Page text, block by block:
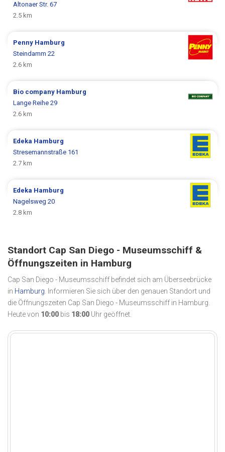
Altonaer Str. 67
2.5 km
Penny Hamburg
Steindamm 22
2.6 km
Bio company Hamburg
Lange Reihe 29
2.6 km
Edeka Hamburg
Stresemannstraße 161
2.7 km
Edeka Hamburg
Nagelsweg 20
2.8 km
Standort Cap San Diego - Museumsschiff &
Öffnungszeiten in Hamburg
Cap San Diego - Museumsschiff befindet sich am Überseebrücke
in Hamburg. Informieren Sie sich über den genauen Standort und
die Öffnungszeiten Cap San Diego - Museumsschiff in Hamburg.
Heute von 10:00 bis 18:00 Uhr geöffnet.